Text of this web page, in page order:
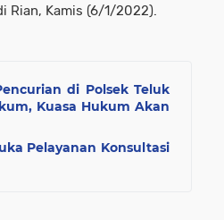
Rian, Kamis (6/1/2022).
di Polsek Teluk
Kuasa Hukum Akan
Pelayanan Konsultasi